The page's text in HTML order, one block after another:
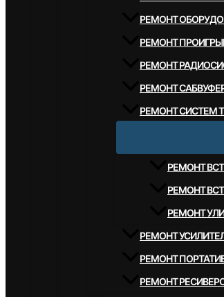
РЕМОНТ
РЕМОНТ
РЕМОНТ
РЕМОНТ
РЕМОНТ СИСТЕМ
РЕМОНТ
РЕМОНТ
РЕМОНТ
РЕМОНТ
РЕМОНТ
РЕМОНТ